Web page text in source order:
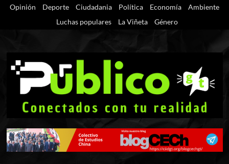
SaltarOpinión Deporte Ciudadania Política Economía
Ambiente
Luchas populares
La Viñeta Género